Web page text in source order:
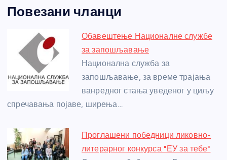
c
e
b
o
o
ss
e
n
g
er
itt er at
s
A
p
p
a
g
e
e
st
e
Повезани чланци
Обавештење Националне службе
за запошљавање
Национална служба за
запошљавање, за време трајања
ванредног стања уведеног у циљу
спречавања појаве, ширења…
Проглашени победници ликовно-
литерарног конкурса "ЕУ за тебе"